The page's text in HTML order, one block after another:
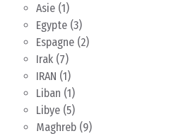
Asie (1)
Egypte (3)
Espagne (2)
Irak (7)
IRAN (1)
Liban (1)
Libye (5)
Maghreb (9)